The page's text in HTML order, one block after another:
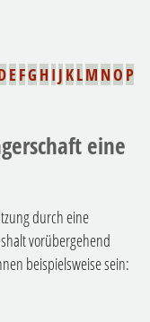
E FG H I J KLM NO P
eine
durch eine
vorübergehend
beispielsweise sein: